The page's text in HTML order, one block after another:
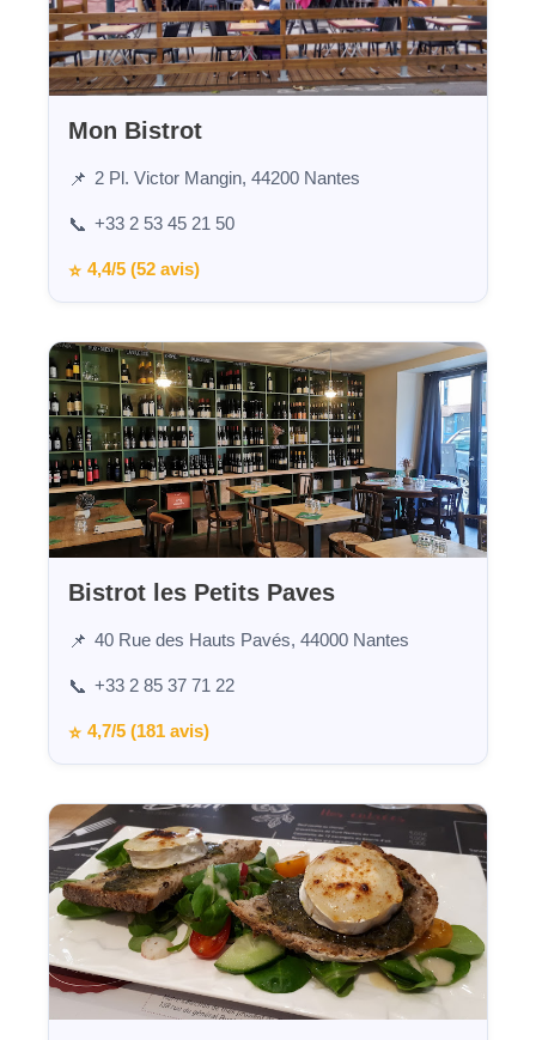
Mon Bistrot
📌 2 Pl. Victor Mangin, 44200 Nantes
📞 +33 2 53 45 21 50
⭐ 4,4/5 (52 avis)
Bistrot les Petits Paves
📌 40 Rue des Hauts Pavés, 44000 Nantes
📞 +33 2 85 37 71 22
⭐ 4,7/5 (181 avis)